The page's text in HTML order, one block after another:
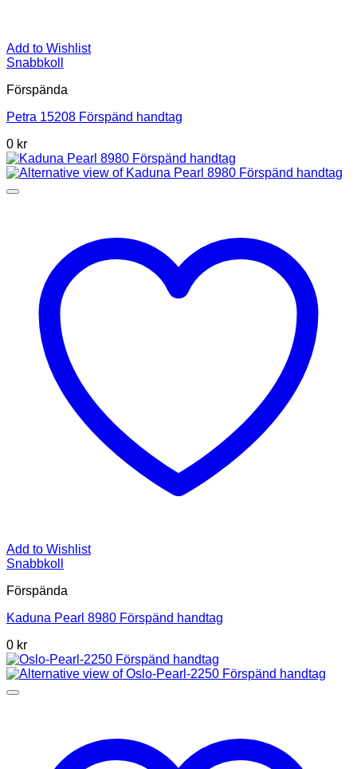
Add to Wishlist
Snabbkoll
Förspända
Petra 15208 Förspänd handtag
0 kr
Add to Wishlist
Snabbkoll
Förspända
Kaduna Pearl 8980 Förspänd handtag
0 kr